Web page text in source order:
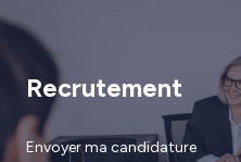
Recrutement
Envoyer ma candidature